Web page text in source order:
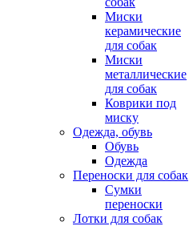
Миски
керамические
для собак
Миски
металлические
для собак
Коврики под
миску
Одежда, обувь
Обувь
Одежда
Переноски для собак
Сумки
переноски
Лотки для собак